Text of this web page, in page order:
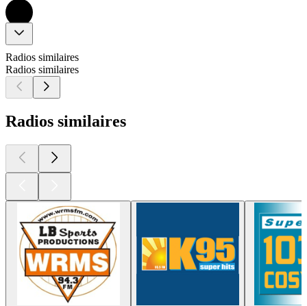
Radios similaires
Radios similaires
Radios similaires